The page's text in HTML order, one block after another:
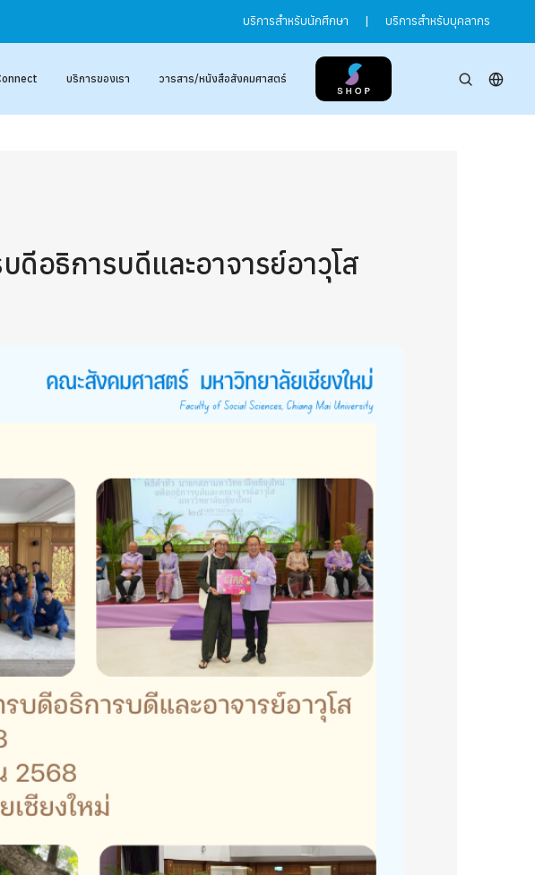
บริการสำหรับนักศึกษา | บริการสำหรับบุคลากร
บริการของเรา วารสาร/หนังสือสังคมศาสตร์
อธิการบดีและอาจารย์อาวุโส